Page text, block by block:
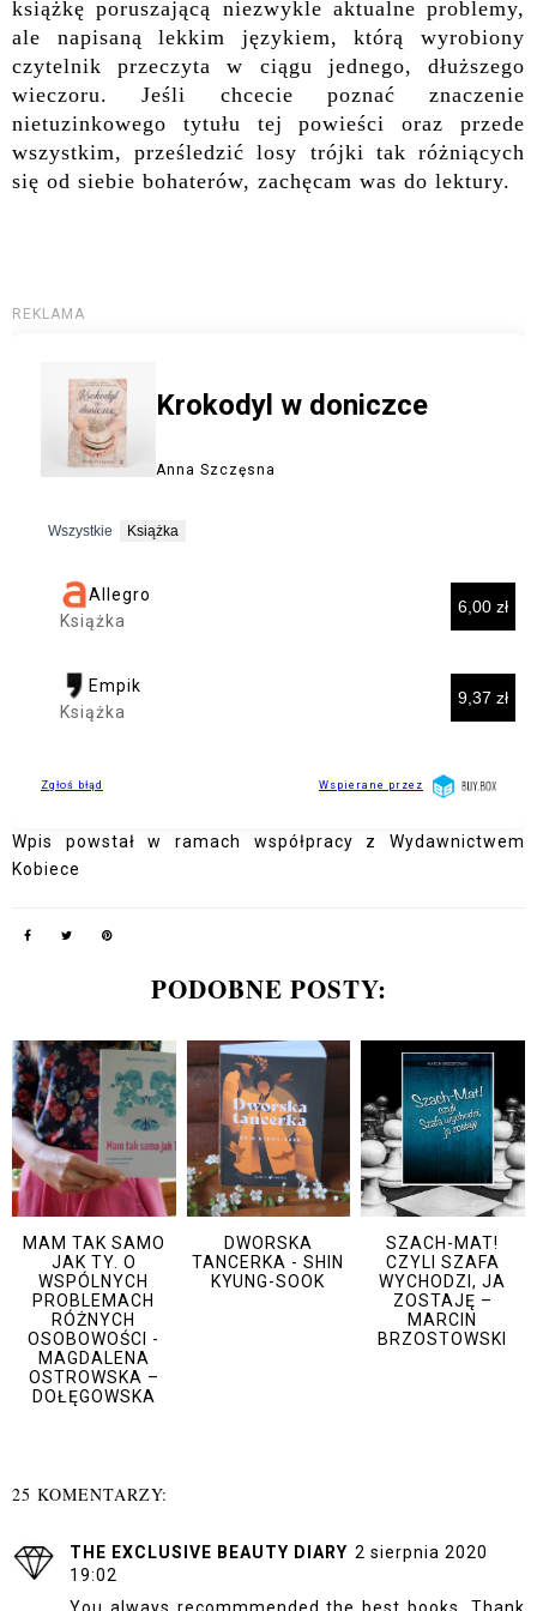
książkę poruszającą niezwykle aktualne problemy,
ale napisaną lekkim językiem, którą wyrobiony
czytelnik przeczyta w ciągu jednego, dłuższego
wieczoru. Jeśli chcecie poznać znaczenie
nietuzinkowego tytułu tej powieści oraz przede
wszystkim, prześledzić losy trójki tak różniących
się od siebie bohaterów, zachęcam was do lektury.
Wpis powstał w ramach współpracy z Wydawnictwem
Kobiece
PODOBNE POSTY:
MAM TAK SAMO
JAK TY. O
WSPÓLNYCH
PROBLEMACH
RÓŻNYCH
OSOBOWOŚCI -
MAGDALENA
OSTROWSKA –
DOŁĘGOWSKA
DWORSKA
TANCERKA - SHIN
KYUNG-SOOK
SZACH-MAT!
CZYLI SZAFA
WYCHODZI, JA
ZOSTAJĘ –
MARCIN
BRZOSTOWSKI
25 KOMENTARZY:
THE EXCLUSIVE BEAUTY DIARY 2 sierpnia 2020
19:02
You always recommmended the best books. Thank